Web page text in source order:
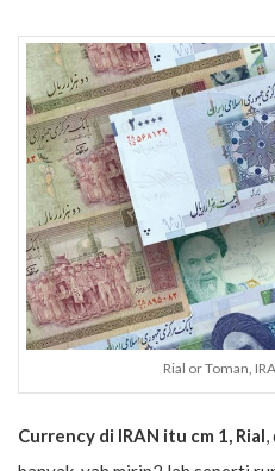
Rial or Toman,
Currency di IRAN itu cm 1, Rial,